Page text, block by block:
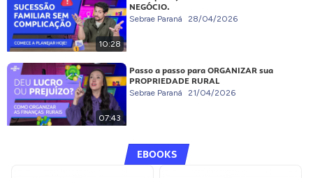
10:28
NEGÓCIO.
Sebrae Paraná 28/04/2026
07:43
Passo a passo para ORGANIZAR sua
PROPRIEDADE RURAL
Sebrae Paraná 21/04/2026
EBOOKS